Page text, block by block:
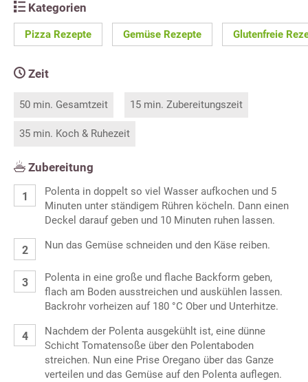
Kategorien
Pizza Rezepte Gemüse Rezepte Glutenfreie
Zeit
50 min. Gesamtzeit 15 min. Zubereitungszeit
35 min. Koch & Ruhezeit
Zubereitung
Polenta in doppelt so viel Wasser aufkochen und 5
Minuten unter ständigem Rühren köcheln. Dann einen
Deckel darauf geben und 10 Minuten ruhen lassen.
Nun das Gemüse schneiden und den Käse reiben.
Polenta in eine große und flache Backform geben,
flach am Boden ausstreichen und auskühlen lassen.
Backrohr vorheizen auf 180 °C Ober und Unterhitze.
Nachdem der Polenta ausgekühlt ist, eine dünne
Schicht Tomatensoße über den Polentaboden
streichen. Nun eine Prise Oregano über das Ganze
verteilen und das Gemüse auf den Polenta auflegen.